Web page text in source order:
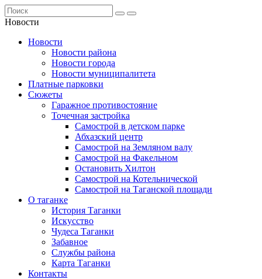
Новости
Новости
Новости района
Новости города
Новости муниципалитета
Платные парковки
Сюжеты
Гаражное противостояние
Точечная застройка
Самострой в детском парке
Абхазский центр
Самострой на Земляном валу
Самострой на Факельном
Остановить Хилтон
Самострой на Котельнической
Самострой на Таганской площади
О таганке
История Таганки
Искусство
Чудеса Таганки
Забавное
Службы района
Карта Таганки
Контакты